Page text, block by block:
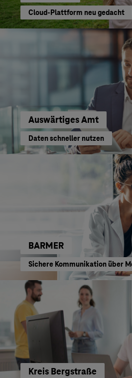
Cloud-Plattform neu gedacht
Auswärtiges Amt
Daten schneller nutzen
BARMER
Sichere Kommunikation über
Kreis Bergstraße